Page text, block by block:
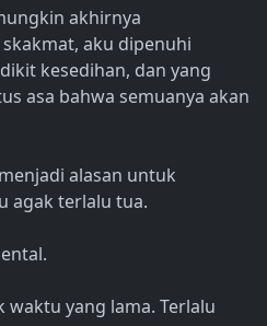
akhirnya
aku dipenuhi
kesedihan, dan yang
asa bahwa semuanya akan
alasan untuk
agak terlalu tua.
yang lama. Terlalu